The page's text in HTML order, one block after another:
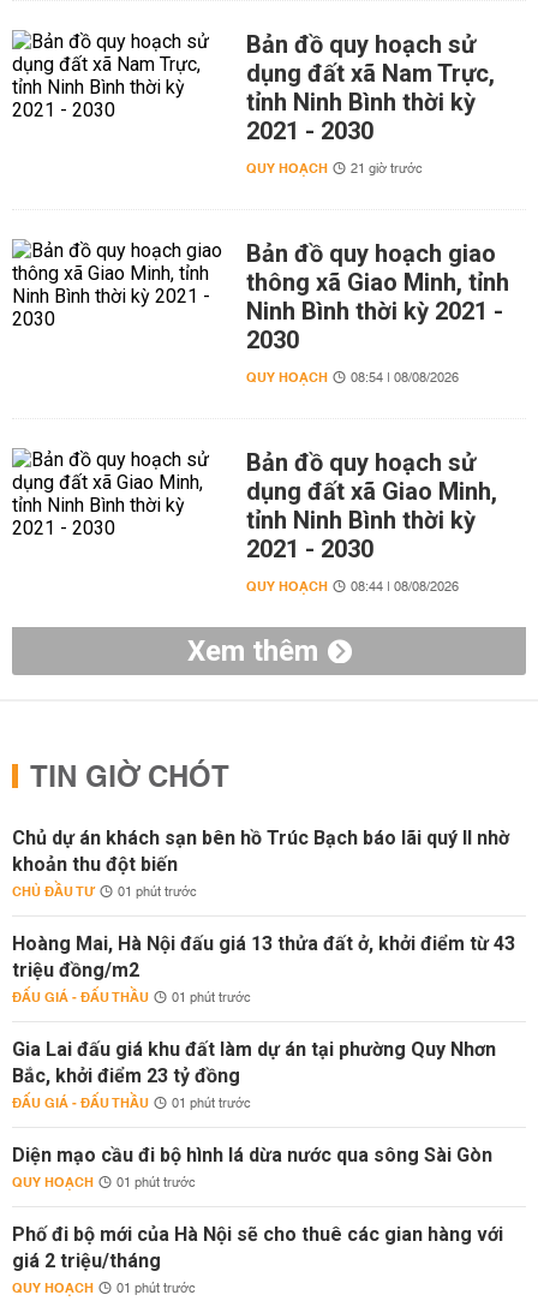
Bản đồ quy hoạch sử
dụng đất xã Nam Trực,
tỉnh Ninh Bình thời kỳ
2021 - 2030
QUY HOẠCH 21 giờ trước
Bản đồ quy hoạch giao
thông xã Giao Minh, tỉnh
Ninh Bình thời kỳ 2021 -
2030
QUY HOẠCH 08:54 | 08/08/2026
Bản đồ quy hoạch sử
dụng đất xã Giao Minh,
tỉnh Ninh Bình thời kỳ
2021 - 2030
QUY HOẠCH 08:44 | 08/08/2026
Xem thêm
TIN GIỜ CHÓT
Chủ dự án khách sạn bên hồ Trúc Bạch báo lãi quý II nhờ
khoản thu đột biến
CHỦ ĐẦU TƯ 01 phút trước
Hoàng Mai, Hà Nội đấu giá 13 thửa đất ở, khởi điểm từ 43
triệu đồng/m2
ĐẤU GIÁ - ĐẤU THẦU 01 phút trước
Gia Lai đấu giá khu đất làm dự án tại phường Quy Nhơn
Bắc, khởi điểm 23 tỷ đồng
ĐẤU GIÁ - ĐẤU THẦU 01 phút trước
Diện mạo cầu đi bộ hình lá dừa nước qua sông Sài Gòn
QUY HOẠCH 01 phút trước
Phố đi bộ mới của Hà Nội sẽ cho thuê các gian hàng với
giá 2 triệu/tháng
QUY HOẠCH 01 phút trước